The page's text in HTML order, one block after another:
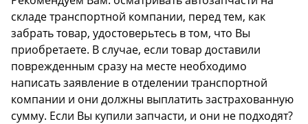
складе транспортной компании, перед тем, как
забрать товар, удостоверьтесь в том, что Вы
приобретаете. В случае, если товар доставили
поврежденным сразу на месте необходимо
написать заявление в отделении транспортной
компании и они должны выплатить застрахованную
сумму. Если Вы купили запчасти, и они не подходят?